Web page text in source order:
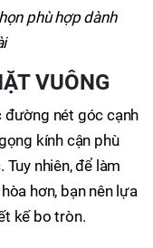
phù hợp dành
VUÔNG
đường nét góc cạnh
kính cận phù
nhiên, để làm
hơn, bạn nên lựa
kế bo tròn.